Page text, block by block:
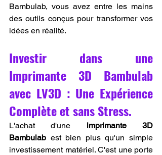
Bambulab, vous avez entre les mains
des outils conçus pour transformer vos
idées en réalité.
Investir dans une
Imprimante 3D Bambulab
avec LV3D : Une Expérience
Complète et sans Stress.
L'achat d'une imprimante 3D
Bambulab est bien plus qu'un simple
investissement matériel. C'est une porte